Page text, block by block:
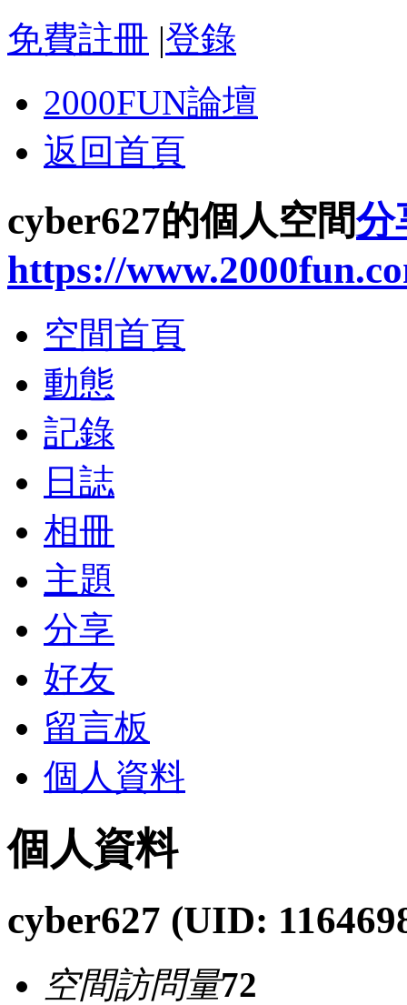
免費註冊 |登錄
2000FUN論壇
返回首頁
cyber627的個人空間分
https://
空間首頁
動態
記錄
日誌
相冊
主題
分享
好友
留言板
個人資料
個人資料
cyber627 (UID:
空間訪問量72